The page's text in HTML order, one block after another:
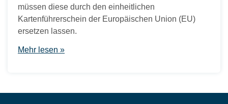
müssen diese durch den einheitlichen
Kartenführerschein der Europäischen Union (EU)
ersetzen lassen.
Mehr lesen »